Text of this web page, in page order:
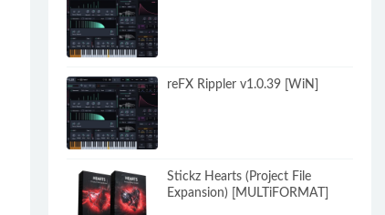
reFX Rippler v1.0.39 [WiN]
Stickz Hearts (Project File
Expansion) [MULTiFORMAT]